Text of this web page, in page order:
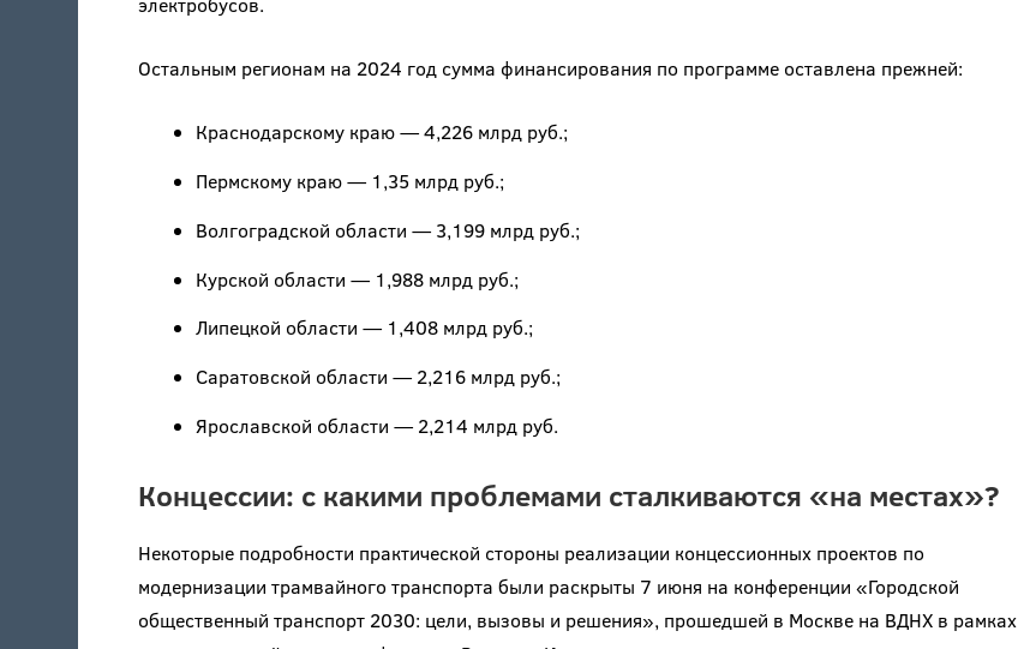
Остальным регионам на 2024 год сумма финансирования по программе оставлена прежней:
Краснодарскому краю — 4,226 млрд руб.;
Пермскому краю — 1,35 млрд руб.;
Волгоградской области — 3,199 млрд руб.;
Курской области — 1,988 млрд руб.;
Липецкой области — 1,408 млрд руб.;
Саратовской области — 2,216 млрд руб.;
Ярославской области — 2,214 млрд руб.
Концессии: с какими проблемами сталкиваются «на местах»?
Некоторые подробности практической стороны реализации концессионных проектов по
модернизации трамвайного транспорта были раскрыты 7 июня на конференции «Городской
общественный транспорт 2030: цели, вызовы и решения», прошедшей в Москве на ВДНХ в рамках